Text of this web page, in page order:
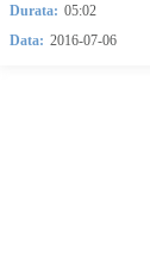
Durata: 05:02
Data: 2016-07-06